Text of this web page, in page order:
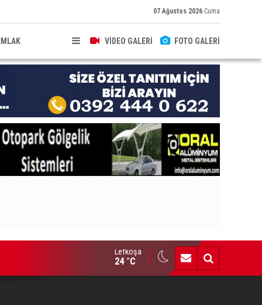
07 Ağustos 2026 Cuma
VİDEO GALERİ FOTO GALERİ
Lefkoşa
24 °C